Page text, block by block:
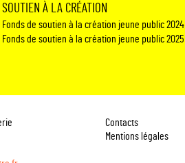
SOUTIEN À LA CRÉATION
Fonds de soutien à la création jeune public 2024
Fonds de soutien à la création jeune public 2025
Contacts
Mentions légales